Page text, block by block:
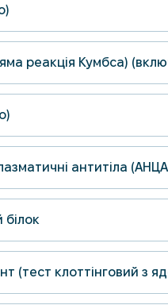
реакція Кумбса)
антитіла
білок
(тест клоттінговий з